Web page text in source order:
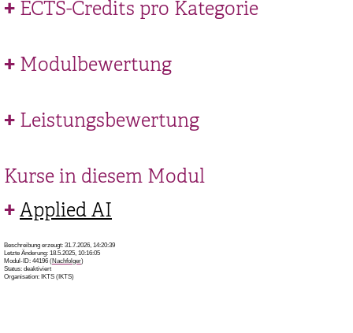
ECTS-Credits pro Kategorie
Modulbewertung
Leistungsbewertung
Kurse in diesem Modul
Applied AI
Beschreibung erzeugt: 31.7.2026, 14:20:39
Letzte Änderung: 18.5.2025, 10:16:05
Modul-ID: 44196 (Nachfolger)
Status: deaktiviert
Organisation: IKTS (IKTS)